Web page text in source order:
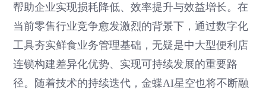
帮助企业实现损耗降低、效率提升与效益增长。在
当前零售行业竞争愈发激烈的背景下，通过数字化
工具夯实鲜食业务管理基础，无疑是中大型便利店
连锁构建差异化优势、实现可持续发展的重要路
径。随着技术的持续迭代，金蝶AI星空也将不断融